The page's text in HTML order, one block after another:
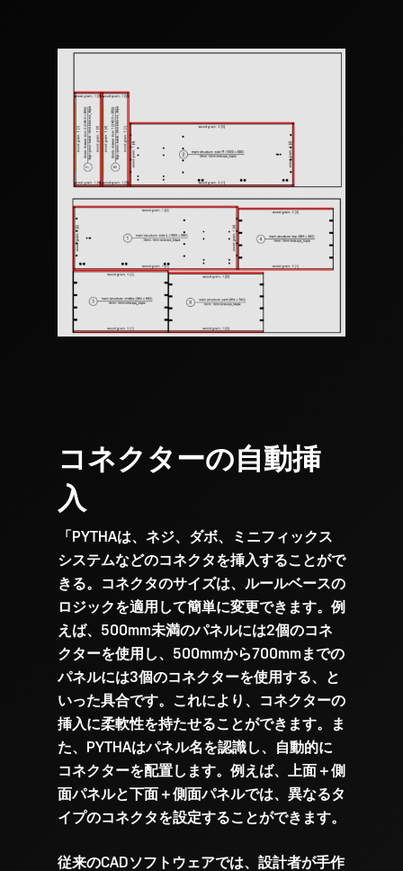
コネクターの自動挿
入
「PYTHAは、ネジ、ダボ、ミニフィックス
システムなどのコネクタを挿入することがで
きる。コネクタのサイズは、ルールベースの
ロジックを適用して簡単に変更できます。例
えば、500mm未満のパネルには2個のコネ
クターを使用し、500mmから700mmまでの
パネルには3個のコネクターを使用する、と
いった具合です。これにより、コネクターの
挿入に柔軟性を持たせることができます。ま
た、PYTHAはパネル名を認識し、自動的に
コネクターを配置します。例えば、上面＋側
面パネルと下面＋側面パネルでは、異なるタ
イプのコネクタを設定することができます。
従来のCADソフトウェアでは、設計者が手作
について
ソフトウェ
Contact